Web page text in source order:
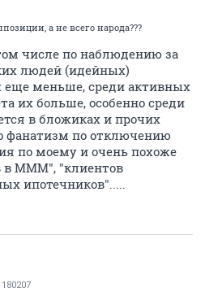
а не всего народа???
числе по наблюдению за
людей (идейных)
меньше, среди активных
их больше, особенно среди
в бложиках и прочих
фанатизм по отключению
по моему и очень похоже
в МММ", "клиентов
ипотечников".....
180207